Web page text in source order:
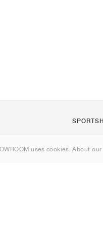
uses cookies. About our
Kontakt